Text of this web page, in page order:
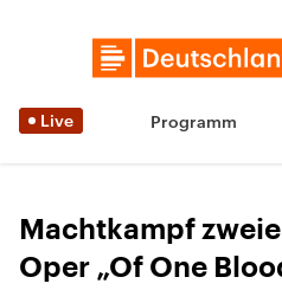
Live Programm
Machtkampf
Oper „Of One